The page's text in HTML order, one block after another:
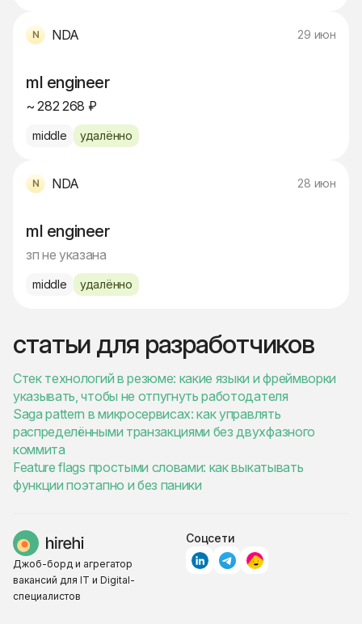
NDA 29 июн
ml engineer
~ 282 268 ₽
middle удалённо
NDA 28 июн
ml engineer
зп не указана
middle удалённо
статьи для разработчиков
Стек технологий в резюме: какие языки и фреймворки
указывать, чтобы не отпугнуть работодателя
Saga pattern в микросервисах: как управлять
распределёнными транзакциями без двухфазного
коммита
Feature flags простыми словами: как выкатывать
функции поэтапно и без паники
Джоб-борд и агрегатор
вакансий для IT и Digital-
специалистов
Соцсети